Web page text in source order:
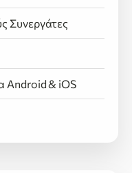
Συνεργάτες
Android & iOS